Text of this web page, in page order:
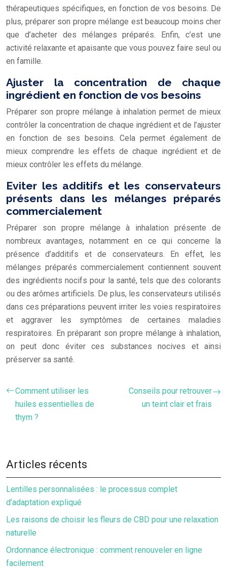
thérapeutiques spécifiques, en fonction de vos besoins. De
plus, préparer son propre mélange est beaucoup moins cher
que d’acheter des mélanges préparés. Enfin, c’est une
activité relaxante et apaisante que vous pouvez faire seul ou
en famille.
Ajuster la concentration de chaque
ingrédient en fonction de vos besoins
Préparer son propre mélange à inhalation permet de mieux
contrôler la concentration de chaque ingrédient et de l’ajuster
en fonction de ses besoins. Cela permet également de
mieux comprendre les effets de chaque ingrédient et de
mieux contrôler les effets du mélange.
Eviter les additifs et les conservateurs
présents dans les mélanges préparés
commercialement
Préparer son propre mélange à inhalation présente de
nombreux avantages, notamment en ce qui concerne la
présence d’additifs et de conservateurs. En effet, les
mélanges préparés commercialement contiennent souvent
des ingrédients nocifs pour la santé, tels que des colorants
ou des arômes artificiels. De plus, les conservateurs utilisés
dans ces préparations peuvent irriter les voies respiratoires
et aggraver les symptômes de certaines maladies
respiratoires. En préparant son propre mélange à inhalation,
on peut donc éviter ces substances nocives et ainsi
préserver sa santé.
Comment utiliser les
huiles essentielles de
thym ?
Conseils pour retrouver
un teint clair et frais
Articles récents
Lentilles personnalisées : le processus complet
d’adaptation expliqué
Les raisons de choisir les fleurs de CBD pour une relaxation
naturelle
Ordonnance électronique : comment renouveler en ligne
facilement